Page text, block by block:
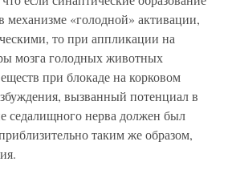
механизме «голодной» активации,
то при аппликации на
мозга голодных животных
при блокаде на корковом
вызванный потенциал в
седалищного нерва должен был
таким же образом,